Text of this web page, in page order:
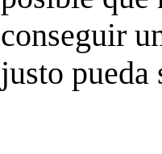
conseguir
justo pueda